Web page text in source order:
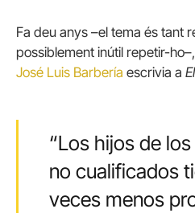
Fa deu anys –el tema és tant
possiblement inútil repetir-
José Luis Barbería escrivia a
“Los hijos de
no cualificados
veces menos